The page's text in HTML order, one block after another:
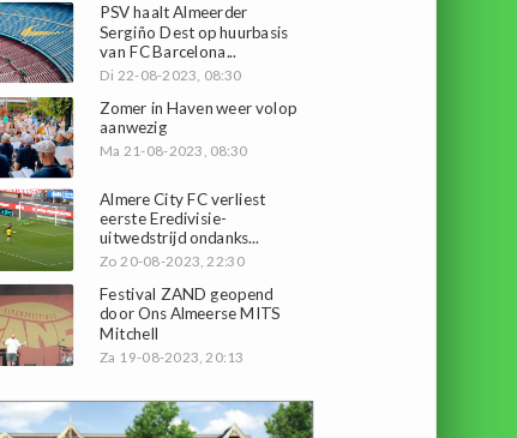
PSV haalt Almeerder
Sergiño Dest op huurbasis
van FC Barcelona...
Di 22-08-2023, 08:30
Zomer in Haven weer volop
aanwezig
Ma 21-08-2023, 08:30
Almere City FC verliest
eerste Eredivisie-
uitwedstrijd ondanks...
Zo 20-08-2023, 22:30
Festival ZAND geopend
door Ons Almeerse MITS
Mitchell
Za 19-08-2023, 20:13